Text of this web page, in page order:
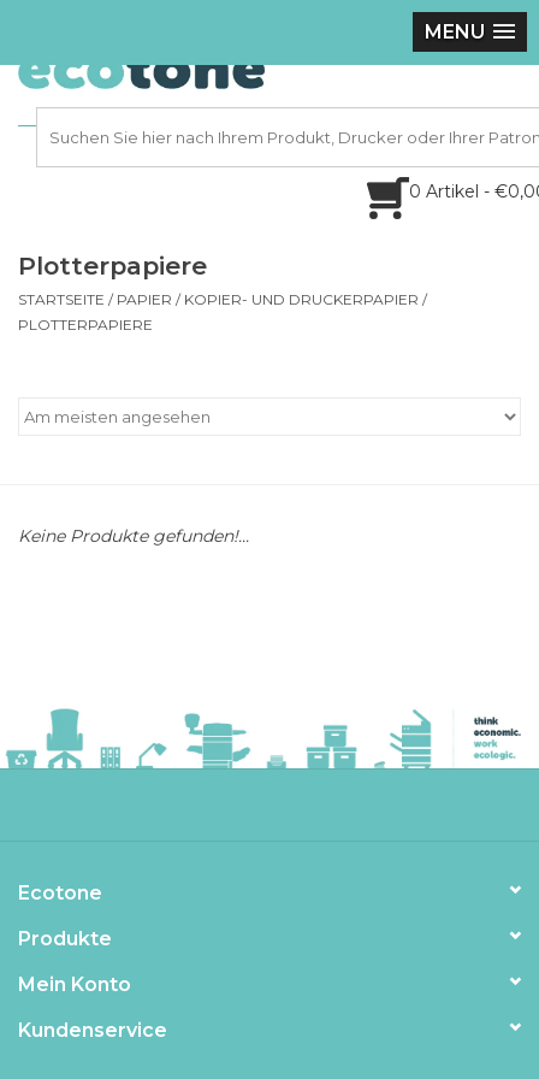
MENU
0 Artikel -
Plotterpapiere
STARTSEITE / PAPIER / KOPIER- UND DRUCKERPAPIER /
PLOTTERPAPIERE
Keine Produkte gefunden!...
Ecotone
Produkte
Mein Konto
Kundenservice